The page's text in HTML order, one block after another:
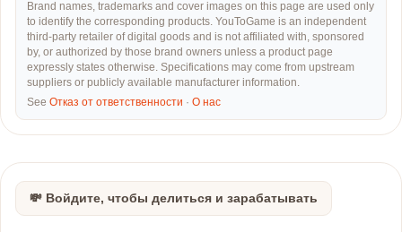
Brand names, trademarks and cover images on this page are used only
to identify the corresponding products. YouToGame is an independent
third-party retailer of digital goods and is not affiliated with, sponsored
by, or authorized by those brand owners unless a product page
expressly states otherwise. Specifications may come from upstream
suppliers or publicly available manufacturer information.
See Отказ от ответственности · О нас
💸 Войдите, чтобы делиться и зарабатывать